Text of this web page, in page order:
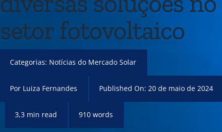
setor fotovoltaico
Categorias: Notícias do Mercado Solar
Por Luiza Fernandes Published On: 20 de maio de 2024
3,3 min read 910 words